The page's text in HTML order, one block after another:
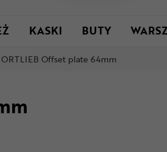
KASKI BUTY
Offset plate 64mm